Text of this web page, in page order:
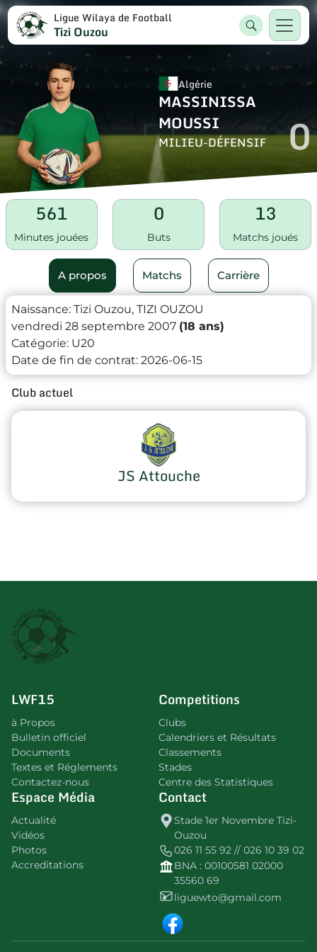
Ligue Wilaya de Football
Tizi Ouzou
Algérie
MASSINISSA
MOUSSI
MILIEU-DÉFENSIF 0
561
Minutes jouées
0
Buts
13
Matchs joués
A propos Matchs Carrière
Naissance: Tizi Ouzou, TIZI OUZOU
vendredi 28 septembre 2007 (18 ans)
Catégorie: U20
Date de fin de contrat: 2026-06-15
Club actuel
JS Attouche
LWF15
à Propos
Bulletin officiel
Documents
Textes et Réglements
Contactez-nous
Competitions
Clubs
Calendriers et Résultats
Classements
Stades
Centre des Statistiques
Espace Média
Actualité
Vidéos
Photos
Accreditations
Contact
Stade 1er Novembre Tizi-
Ouzou
026 11 55 92 // 026 10 39 02
BNA : 00100581 02000
35560 69
liguewto@gmail.com